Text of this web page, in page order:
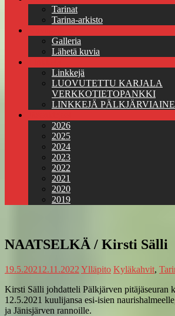
Tarinat
Tarina-arkisto
Galleria
Lähetä kuvia
Linkkejä
LUOVUTETTU KARJALA
VERKKOTIETOPANKKI
LINKKEJÄ
2026
2025
2024
2023
2022
2021
2020
2019
NAATSELKÄ / Kirsti Sälli
19.5.2021 2.11.2022 Ylläpito Kyläkahvit,
Kirsti Sälli johdatteli Pälkjärven pitäjäseuran
12.5.2021 kuulijansa esi-isien
ja Jänisjärven rannoille.